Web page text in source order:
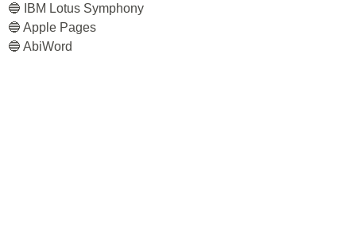
🔵 IBM Lotus Symphony
🔵 Apple Pages
🔵 AbiWord